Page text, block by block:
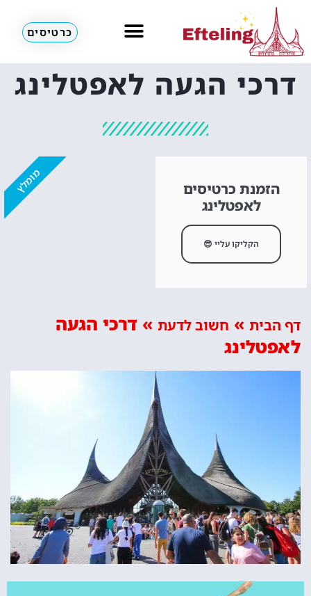
כרטיסים
דרכי הגעה לאפטלינג
הזמנת כרטיסים
לאפטלינג
הקליקו עליי 😎
מומלץ
דף הבית » חשוב לדעת » דרכי הגעה
לאפטלינג